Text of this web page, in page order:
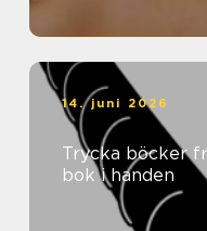
14. juni 2026
Trycka böcker från dröm på skärmen till
bok i handen